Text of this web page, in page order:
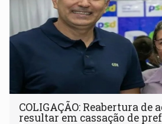
COLIGAÇÃO: Reabertura de
resultar em cassação de